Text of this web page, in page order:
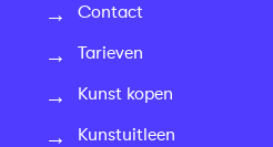
Contact
Tarieven
Kunst kopen
Kunstuitleen